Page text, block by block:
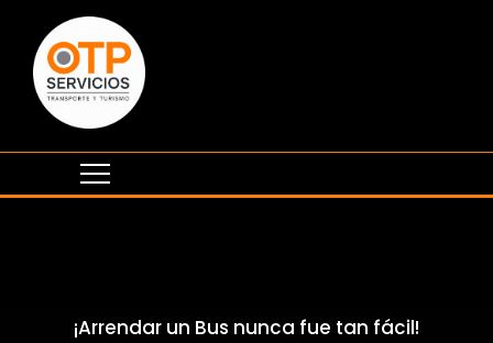
¡Arrendar un Bus nunca fue tan fácil!